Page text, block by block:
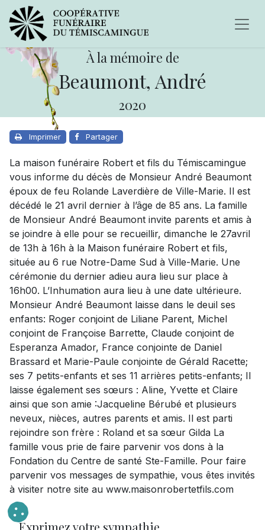
À la mémoire de
Beaumont, André
2020
Imprimer Partager
La maison funéraire Robert et fils du Témiscamingue
vous informe du décès de Monsieur André Beaumont
époux de feu Rolande Laverdière de Ville-Marie. Il est
décédé le 21 avril dernier à l’âge de 85 ans. La famille
de Monsieur André Beaumont invite parents et amis à
se joindre à elle pour se recueillir, dimanche le 27avril
de 13h à 16h à la Maison funéraire Robert et fils,
située au 6 rue Notre-Dame Sud à Ville-Marie. Une
cérémonie du dernier adieu aura lieu sur place à
16h00. L’Inhumation aura lieu à une date ultérieure.
Monsieur André Beaumont laisse dans le deuil ses
enfants: Roger conjoint de Liliane Parent, Michel
conjoint de Françoise Barrette, Claude conjoint de
Esperanza Amador, France conjointe de Daniel
Brassard et Marie-Paule conjointe de Gérald Racette;
ses 7 petits-enfants et ses 11 arrières petits-enfants; Il
laisse également ses sœurs : Aline, Yvette et Claire
ainsi que son amie :Jacqueline Bérubé et plusieurs
neveux, nièces, autres parents et amis. Il est parti
rejoindre son frère : Roland et sa sœur Gilda La
famille vous prie de faire parvenir vos dons à la
Fondation du Centre de santé Ste-Famille. Pour faire
parvenir vos messages de sympathie, vous êtes invités
à visiter notre site au www.maisonrobertetfils.com